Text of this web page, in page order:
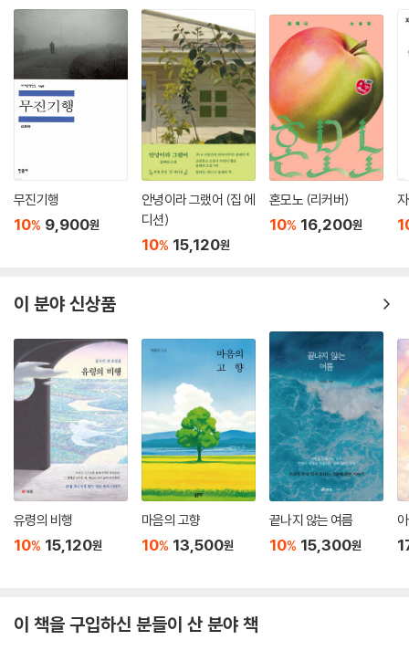
무진기행
10% 9,900원
안녕이라 그랬어 (집 에
디션)
10% 15,120원
혼모노 (리커버)
10% 16,200원
이 분야 신상품
유령의 비행
10% 15,120원
마음의 고향
10% 13,500원
끝나지 않는 여름
10% 15,300원
이 책을 구입하신 분들이 산 분야 책